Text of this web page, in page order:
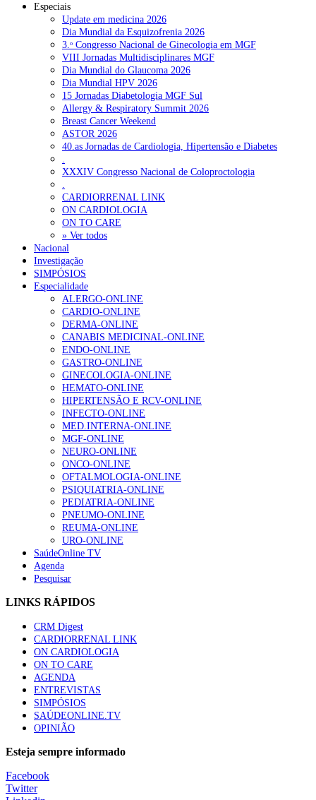
Especiais
Update em medicina 2026
Dia Mundial da Esquizofrenia 2026
3.ᵒ Congresso Nacional de Ginecologia em MGF
VIII Jornadas Multidisciplinares MGF
Dia Mundial do Glaucoma 2026
Dia Mundial HPV 2026
15 Jornadas Diabetologia MGF Sul
Allergy & Respiratory Summit 2026
Breast Cancer Weekend
ASTOR 2026
40.as Jornadas de Cardiologia, Hipertensão e Diabetes
XXXIV Congresso Nacional de Coloproctologia
CARDIORRENAL LINK
ON CARDIOLOGIA
ON TO CARE
» Ver todos
Nacional
Investigação
SIMPÓSIOS
Especialidade
ALERGO-ONLINE
CARDIO-ONLINE
DERMA-ONLINE
CANABIS MEDICINAL-ONLINE
ENDO-ONLINE
GASTRO-ONLINE
GINECOLOGIA-ONLINE
HEMATO-ONLINE
HIPERTENSÃO E RCV-ONLINE
INFECTO-ONLINE
MED.INTERNA-ONLINE
MGF-ONLINE
NEURO-ONLINE
ONCO-ONLINE
OFTALMOLOGIA-ONLINE
PSIQUIATRIA-ONLINE
PEDIATRIA-ONLINE
PNEUMO-ONLINE
REUMA-ONLINE
URO-ONLINE
SaúdeOnline TV
Agenda
Pesquisar
LINKS RÁPIDOS
CRM Digest
CARDIORRENAL LINK
ON CARDIOLOGIA
ON TO CARE
AGENDA
ENTREVISTAS
SIMPÓSIOS
SAÚDEONLINE.TV
OPINIÃO
Esteja sempre informado
Facebook
Twitter